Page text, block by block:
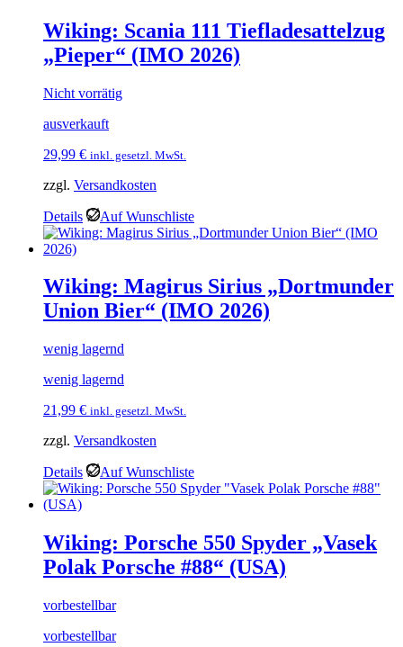
Wiking: Scania 111 Tiefladesattelzug
„Pieper“ (IMO 2026)
Nicht vorrätig
ausverkauft
29,99 € inkl. gesetzl. MwSt.
zzgl. Versandkosten
Details Auf Wunschliste
Wiking: Magirus Sirius „Dortmunder
Union Bier“ (IMO 2026)
wenig lagernd
wenig lagernd
21,99 € inkl. gesetzl. MwSt.
zzgl. Versandkosten
Details Auf Wunschliste
Wiking: Porsche 550 Spyder „Vasek
Polak Porsche #88“ (USA)
vorbestellbar
vorbestellbar